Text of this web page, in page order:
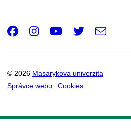
© 2026 Masarykova univerzita
Správce webu
Cookies
Facebook
Instagram
Youtube
e-